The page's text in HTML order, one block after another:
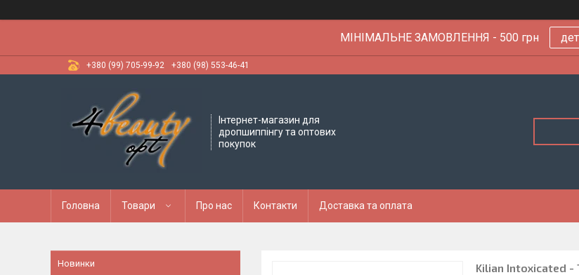
МІНІМАЛЬНЕ ЗАМОВЛЕННЯ - 500 грн
+380 (99) 705-99-92 +380 (98) 553-46-41
Інтернет-магазин для
дропшиппінгу та оптових
покупок
Головна Товари Про нас Контакти Доставка та оплата
Kilian Intoxicated -
Новинки